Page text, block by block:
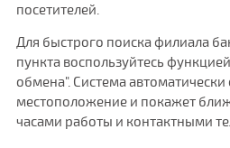
посетителей.
Для быстрого поиска филиала
пункта воспользуйтесь
обмена". Система
местоположение и покажет
часами работы и контактными